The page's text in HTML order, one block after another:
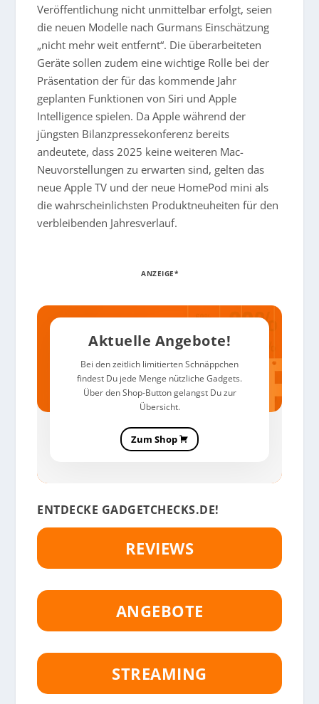
Veröffentlichung nicht unmittelbar erfolgt, seien
die neuen Modelle nach Gurmans Einschätzung
„nicht mehr weit entfernt“. Die überarbeiteten
Geräte sollen zudem eine wichtige Rolle bei der
Präsentation der für das kommende Jahr
geplanten Funktionen von Siri und Apple
Intelligence spielen. Da Apple während der
jüngsten Bilanzpressekonferenz bereits
andeutete, dass 2025 keine weiteren Mac-
Neuvorstellungen zu erwarten sind, gelten das
neue Apple TV und der neue HomePod mini als
die wahrscheinlichsten Produktneuheiten für den
verbleibenden Jahresverlauf.
ANZEIGE*
Aktuelle Angebote!
Bei den zeitlich limitierten Schnäppchen
findest Du jede Menge nützliche Gadgets.
Über den Shop-Button gelangst Du zur
Übersicht.
Zum Shop
ENTDECKE GADGETCHECKS.DE!
REVIEWS
ANGEBOTE
STREAMING